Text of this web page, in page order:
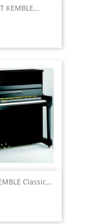
KEMBLE...
Classic...